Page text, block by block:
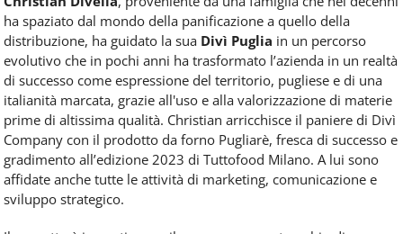
ha spaziato dal mondo della panificazione a quello della
distribuzione, ha guidato la sua Divì Puglia in un percorso
evolutivo che in pochi anni ha trasformato l’azienda in un realtà
di successo come espressione del territorio, pugliese e di una
italianità marcata, grazie all'uso e alla valorizzazione di materie
prime di altissima qualità. Christian arricchisce il paniere di Divì
Company con il prodotto da forno Pugliarè, fresca di successo e
gradimento all’edizione 2023 di Tuttofood Milano. A lui sono
affidate anche tutte le attività di marketing, comunicazione e
sviluppo strategico.